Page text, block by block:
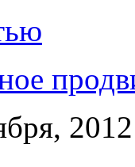
2012